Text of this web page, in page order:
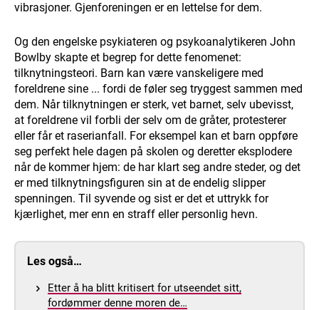
vibrasjoner. Gjenforeningen er en lettelse for dem.
Og den engelske psykiateren og psykoanalytikeren John
Bowlby skapte et begrep for dette fenomenet:
tilknytningsteori. Barn kan være vanskeligere med
foreldrene sine ... fordi de føler seg tryggest sammen med
dem. Når tilknytningen er sterk, vet barnet, selv ubevisst,
at foreldrene vil forbli der selv om de gråter, protesterer
eller får et raserianfall. For eksempel kan et barn oppføre
seg perfekt hele dagen på skolen og deretter eksplodere
når de kommer hjem: de har klart seg andre steder, og det
er med tilknytningsfiguren sin at de endelig slipper
spenningen. Til syvende og sist er det et uttrykk for
kjærlighet, mer enn en straff eller personlig hevn.
Les også…
Etter å ha blitt kritisert for utseendet sitt,
fordømmer denne moren de…